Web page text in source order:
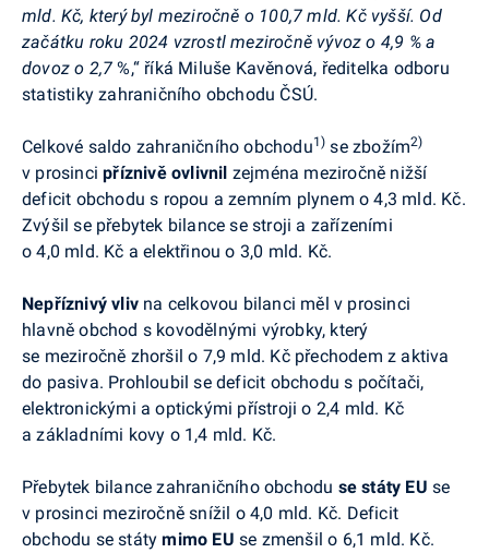
mld. Kč, který byl meziročně o 100,7 mld. Kč vyšší. Od
začátku roku 2024 vzrostl meziročně vývoz o 4,9 % a
dovoz o 2,7%,“ říká Miluše Kavěnová, ředitelka odboru
statistiky zahraničního obchodu ČSÚ.
Celkové saldo zahraničního obchodu1) se zbožím2)
v prosinci příznivě ovlivnil zejména meziročně nižší
deficit obchodu s ropou a zemním plynem o 4,3 mld. Kč.
Zvýšil se přebytek bilance se stroji a zařízeními
o 4,0 mld. Kč a elektřinou o 3,0 mld. Kč.
Nepříznivý vliv na celkovou bilanci měl v prosinci
hlavně obchod s kovodělnými výrobky, který
se meziročně zhoršil o 7,9 mld. Kč přechodem z aktiva
do pasiva. Prohloubil se deficit obchodu s počítači,
elektronickými a optickými přístroji o 2,4 mld. Kč
a základními kovy o 1,4 mld. Kč.
Přebytek bilance zahraničního obchodu se státy EUse
v prosinci meziročně snížil o 4,0 mld. Kč. Deficit
obchodu se státymimo EU se zmenšil o 6,1 mld. Kč.